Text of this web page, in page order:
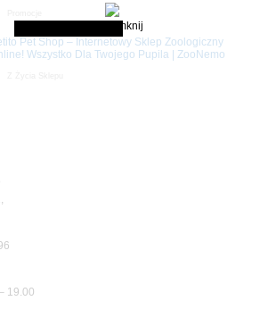
Pet Shop – Internetowy Sklep Zoologiczny
Wszystko Dla Twojego Pupila | ZooNemo
19.00